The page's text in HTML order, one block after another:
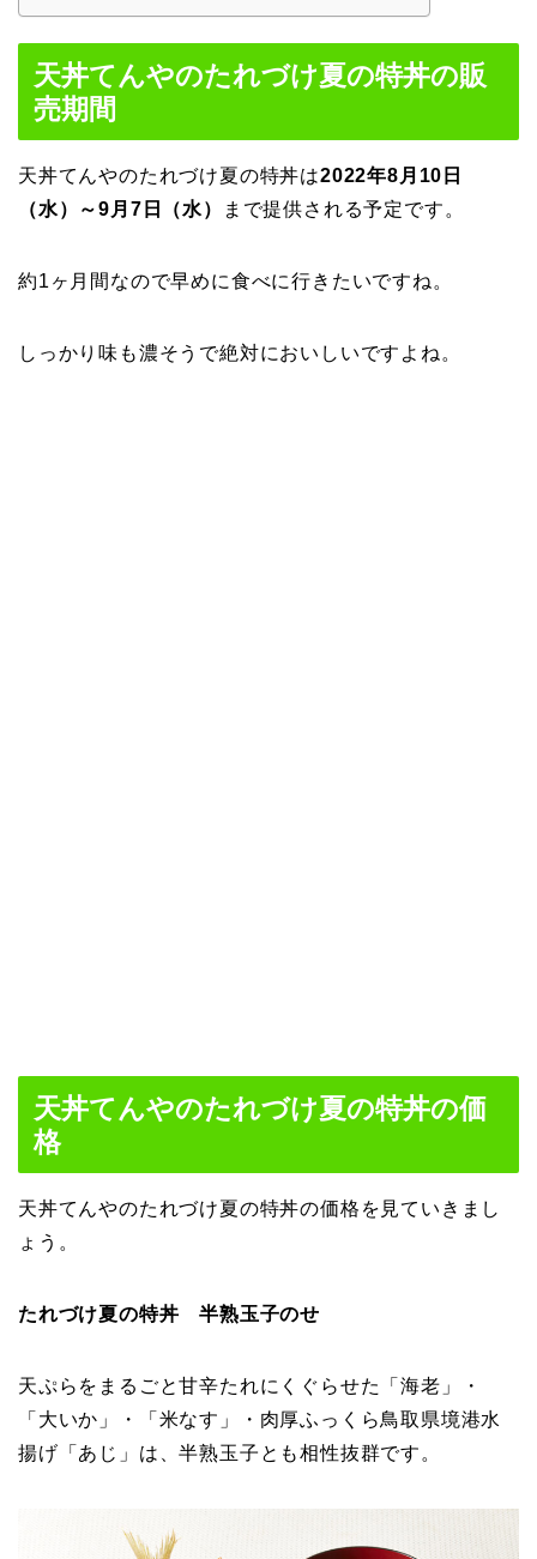
天丼てんやのたれづけ夏の特丼の販
売期間
天丼てんやのたれづけ夏の特丼は2022年8月10日
（水）～9月7日（水）
まで提供される予定です。
約1ヶ月間なので早めに食べに行きたいですね。
しっかり味も濃そうで絶対においしいですよね。
天丼てんやのたれづけ夏の特丼の価
格
天丼てんやのたれづけ夏の特丼の価格を見ていきまし
ょう。
たれづけ夏の特丼 半熟玉子のせ
天ぷらをまるごと甘辛たれにくぐらせた「海老」・
「大いか」・「米なす」・肉厚ふっくら鳥取県境港水
揚げ「あじ」は、半熟玉子とも相性抜群です。